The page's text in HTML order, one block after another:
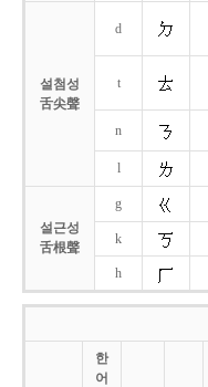
설첨성
舌尖聲
d
t
n
l
설근성
舌根聲
g
k
h
한
어